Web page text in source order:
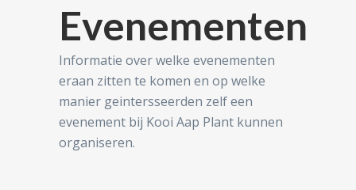
Evenementen
Informatie over welke evenementen
eraan zitten te komen en op welke
manier geintersseerden zelf een
evenement bij Kooi Aap Plant kunnen
organiseren.